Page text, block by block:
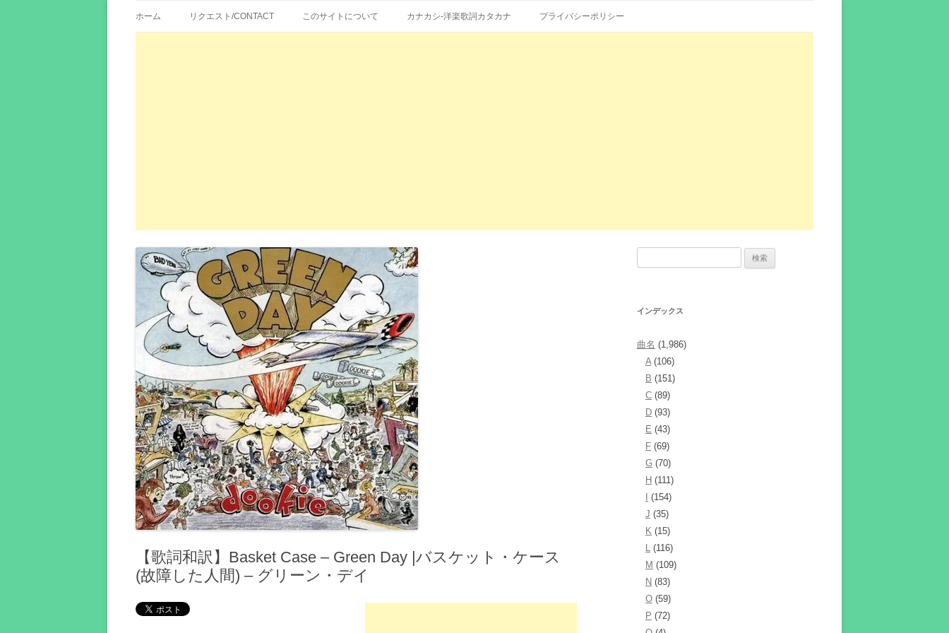
エイカシ | 洋楽歌詞の和訳、英語の意味、読み方
ン
ン
ホーム リクエスト/CONTACT このサイトについて カナカシ-洋楽歌詞カタカナ プライバシーポリシー
【歌詞和訳】Basket Case – Green Day |バスケット・ケース
(故障した人間) – グリーン・デイ
インデックス
曲名 (1,986)
A(106)
B (151)
C (89)
D (93)
E (43)
F (69)
G (70)
H (111)
(154)
J (35)
K (15)
L (116)
M (109)
N (83)
O (59)
P (72)